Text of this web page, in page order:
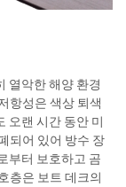
열악한 해양 환경
항성은 색상 퇴색
오랜 시간 동안 미
되어 있어 방수 장
부터 보호하고 곰
층은 보트 데크의